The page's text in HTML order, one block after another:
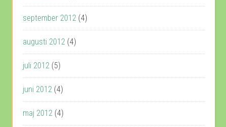
september 2012 (4)
augusti 2012 (4)
juli 2012 (5)
juni 2012 (4)
maj 2012 (4)